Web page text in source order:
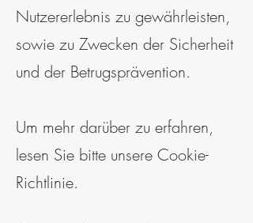
Nutzererlebnis zu gewährleisten,
sowie zu Zwecken der Sicherheit
und der Betrugsprävention.
Um mehr darüber zu erfahren,
lesen Sie bitte unsere Cookie-
Richtlinie.